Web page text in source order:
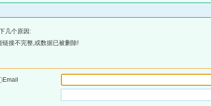
几个原因:
接不完整,或数据已被删除!
Email